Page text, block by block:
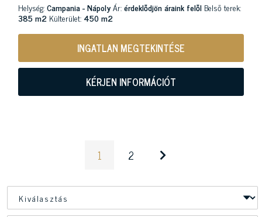
Helység:Campania - NápolyÁr:érdeklődjön áraink felől Belső terek:
385 m2 Külterület: 450 m2
INGATLAN MEGTEKINTÉSE
KÉRJEN INFORMÁCIÓT
1 2